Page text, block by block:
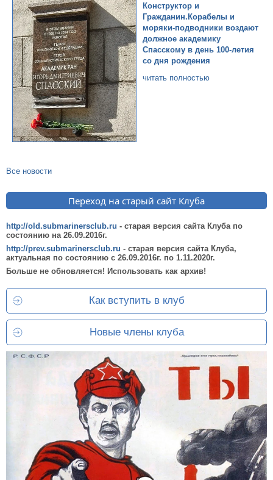
Конструктор и
Гражданин.Корабелы и
моряки-подводники воздают
должное академику
Спасскому в день 100-летия
со дня рождения
читать полностью
Все новости
Переход на старый сайт Клуба
http://old.submarinersclub.ru - старая версия сайта Клуба по
состоянию на 26.09.2016г.
http://prev.submarinersclub.ru - старая версия сайта Клуба,
актуальная по состоянию c 26.09.2016г. по 1.11.2020г.
Больше не обновляется! Использовать как архив!
Как вступить в клуб
Новые члены клуба